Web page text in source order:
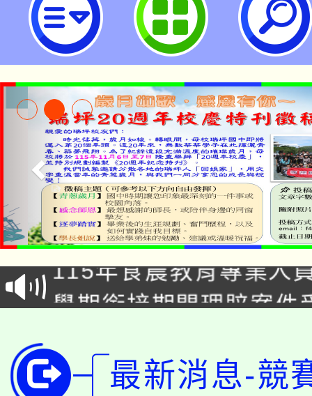
喙鼓比賽」，惠請協助宣傳公告，
立瑞坪國民中學
淨零綠生活教案入校路
會
115年食農教育專業人
程
學期銜接期間理賠案件
版
公告本校115學年度第
最新消息-競